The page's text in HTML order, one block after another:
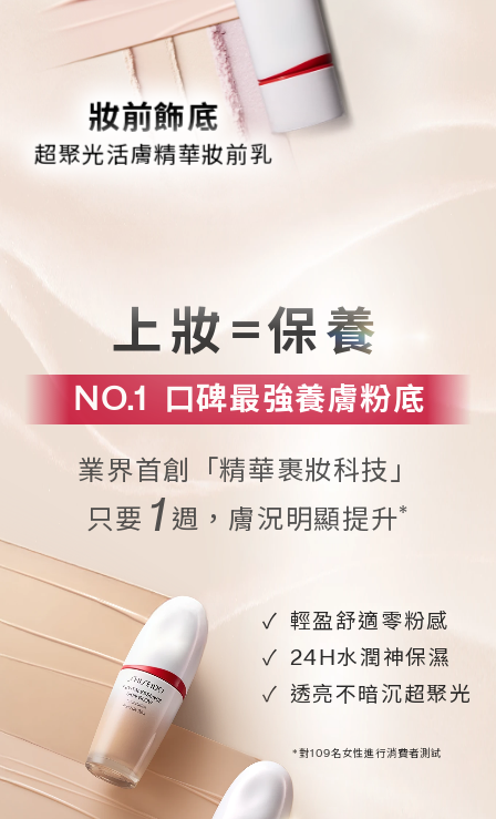
妝前飾底
超聚光活膚精華妝前乳
上妝=保養
NO.1口碑最強養膚粉底
業界首創「精華裹妝科技」
1 週，膚況明顯提升
輕盈舒適零粉感
24H水潤神保濕